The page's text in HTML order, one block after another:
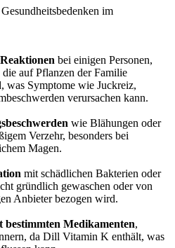
im
bei einigen Personen,
die auf Pflanzen der Familie
was Symptome wie Juckreiz,
verursachen kann.
wie Blähungen oder
Verzehr, besonders bei
Magen.
mit schädlichen Bakterien oder
gründlich gewaschen oder von
Anbieter bezogen wird.
bestimmten Medikamenten,
da Dill Vitamin K enthält, was